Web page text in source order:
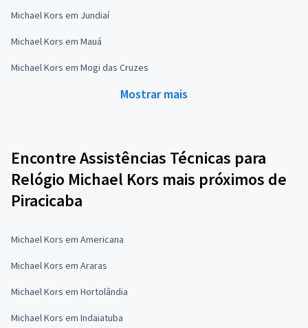
Michael Kors em Jundiaí
Michael Kors em Mauá
Michael Kors em Mogi das Cruzes
Mostrar mais
Encontre Assistências Técnicas para
Relógio Michael Kors mais próximos de
Piracicaba
Michael Kors em Americana
Michael Kors em Araras
Michael Kors em Hortolândia
Michael Kors em Indaiatuba